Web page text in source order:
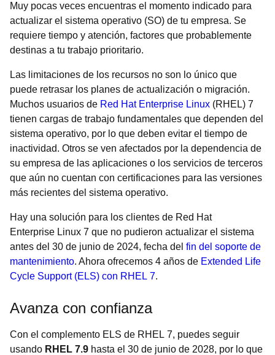
Muy pocas veces encuentras el momento indicado para
actualizar el sistema operativo (SO) de tu empresa. Se
requiere tiempo y atención, factores que probablemente
destinas a tu trabajo prioritario.
Las limitaciones de los recursos no son lo único que
puede retrasar los planes de actualización o migración.
Muchos usuarios de Red Hat Enterprise Linux (RHEL) 7
tienen cargas de trabajo fundamentales que dependen del
sistema operativo, por lo que deben evitar el tiempo de
inactividad. Otros se ven afectados por la dependencia de
su empresa de las aplicaciones o los servicios de terceros
que aún no cuentan con certificaciones para las versiones
más recientes del sistema operativo.
Hay una solución para los clientes de Red Hat
Enterprise Linux 7 que no pudieron actualizar el sistema
antes del 30 de junio de 2024, fecha del fin del soporte de
mantenimiento. Ahora ofrecemos 4 años de Extended Life
Cycle Support (ELS) con RHEL 7.
Avanza con confianza
Con el complemento ELS de RHEL 7, puedes seguir
usando RHEL 7.9 hasta el 30 de junio de 2028, por lo que